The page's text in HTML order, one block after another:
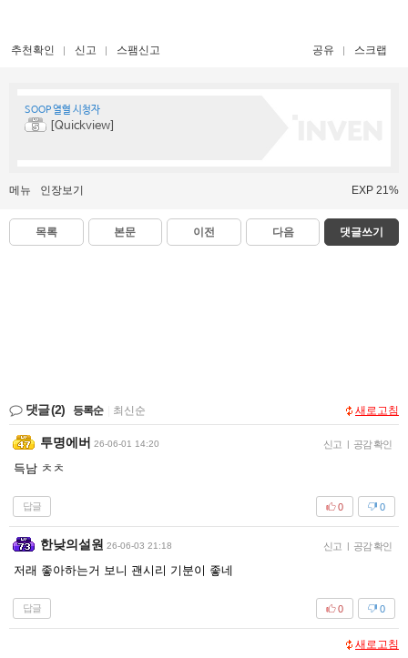
추천확인 신고 스팸신고 공유 스크랩
SOOP 열혈 시청자
[Quickview]
메뉴 인장보기 EXP 21%
목록 본문 이전 다음 댓글쓰기
댓글(2) 등록순 최신순 새로고침
투명에버 26-06-01 14:20 신고 | 공감 확인
득남 ㅊㅊ
답글 0
0
한낮의설원 26-06-03 21:18 신고 | 공감 확인
저래 좋아하는거 보니 괜시리 기분이 좋네
답글 0
0
새로고침